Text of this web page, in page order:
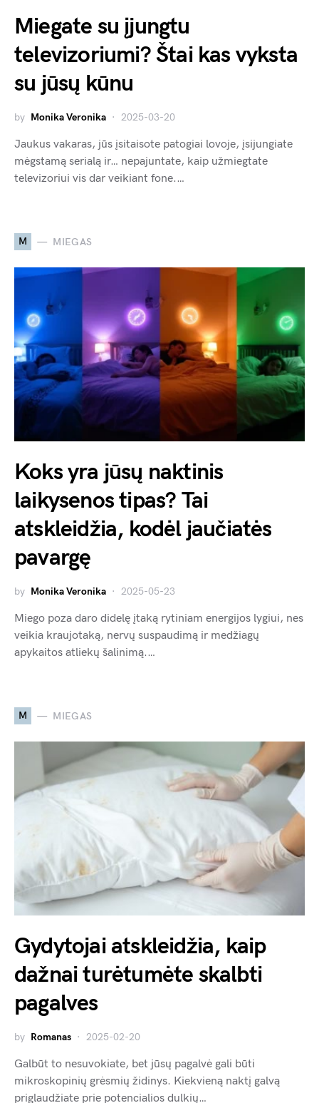
Miegate su įjungtu
televizoriumi? Štai kas vyksta
su jūsų kūnu
by Monika Veronika 2025-03-20
Jaukus vakaras, jūs įsitaisote patogiai lovoje, įsijungiate
mėgstamą serialą ir… nepajuntate, kaip užmiegtate
televizoriui vis dar veikiant fone.…
M MIEGAS
Koks yra jūsų naktinis
laikysenos tipas? Tai
atskleidžia, kodėl jaučiatės
pavargę
by Monika Veronika 2025-05-23
Miego poza daro didelę įtaką rytiniam energijos lygiui, nes
veikia kraujotaką, nervų suspaudimą ir medžiagų
apykaitos atliekų šalinimą.…
M MIEGAS
Gydytojai atskleidžia, kaip
dažnai turėtumėte skalbti
pagalves
by Romanas 2025-02-20
Galbūt to nesuvokiate, bet jūsų pagalvė gali būti
mikroskopinių grėsmių židinys. Kiekvieną naktį galvą
priglaudžiate prie potencialios dulkių…